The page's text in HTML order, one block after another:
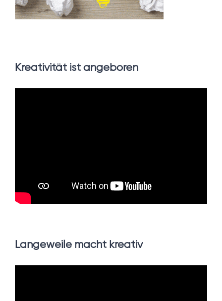
Kreativität ist angeboren
Langeweile macht kreativ